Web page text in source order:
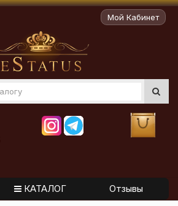
Мой Кабинет
КАТАЛОГ Отзывы